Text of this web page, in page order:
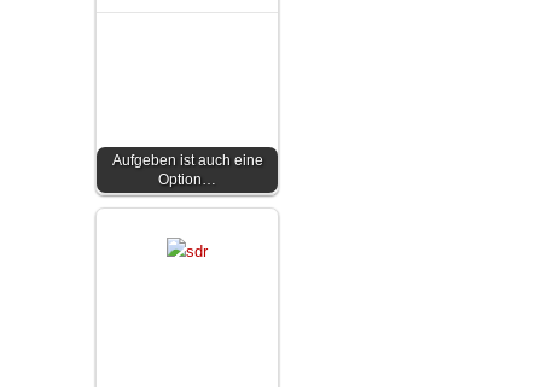
Aufgeben ist auch eine
Option…